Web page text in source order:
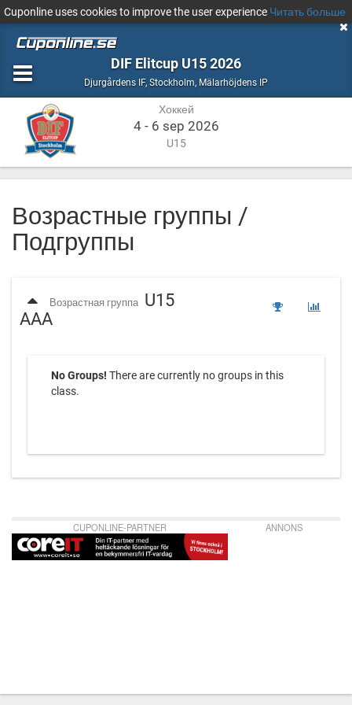
Cuponline uses cookies to improve the user experience Читать больше
DIF Elitcup U15 2026
Djurgårdens IF, Хоккей
Stockholm, Mälarhöjdens IPStockholm,
Mälarhöjdens
Хоккей
4 - 6 sep 2026
U15
Возрастные группы /
Подгруппы
Возрастная группа U15
AAA
No Groups! There are currently no groups in this
class.
CUPONLINE-PARTNER ANNONS